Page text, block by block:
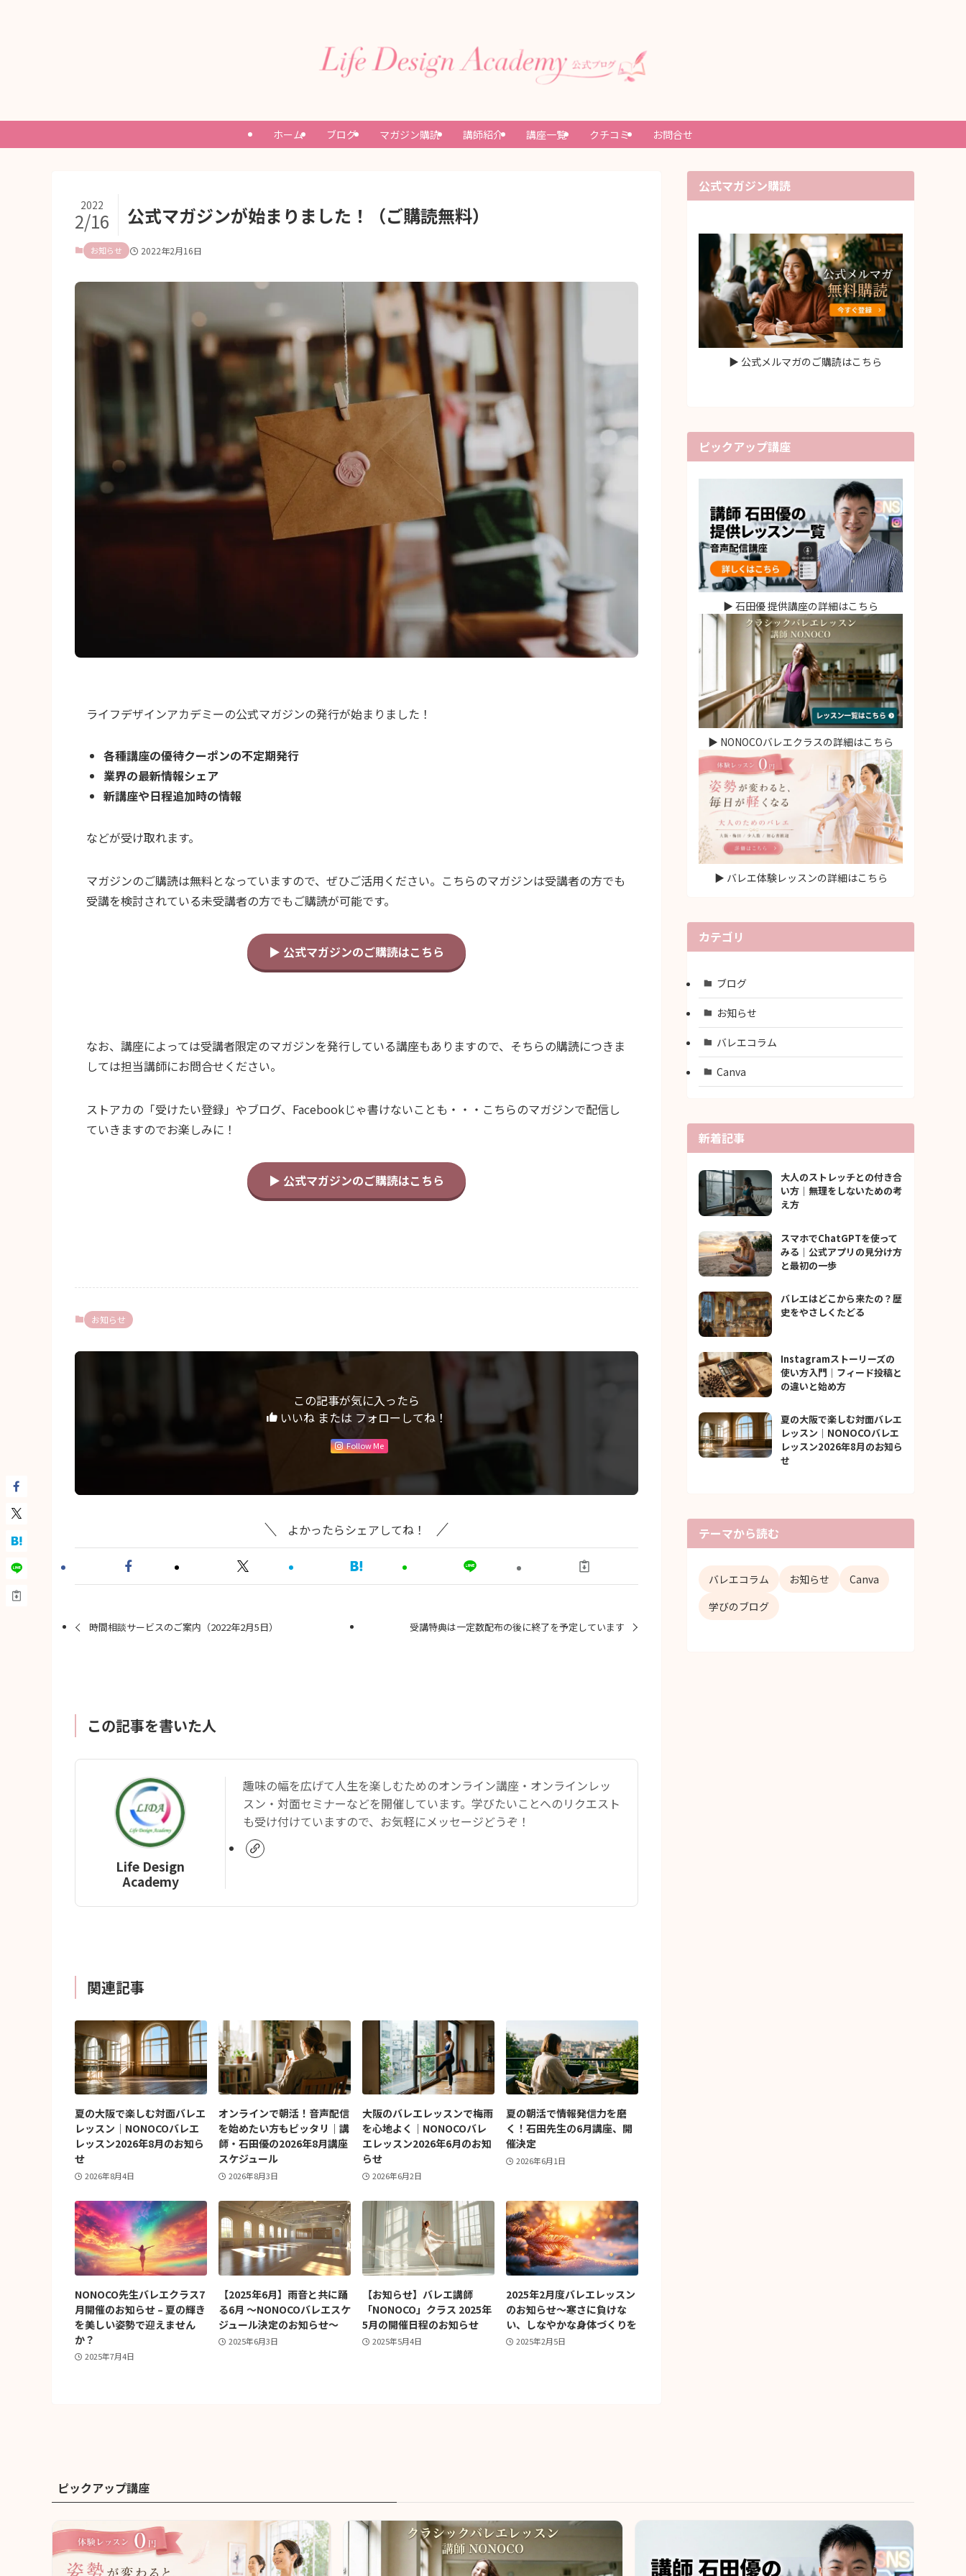
ホーム ブログ マガジン購読 講師紹介 講座一覧 クチコミ お問合せ
公式マガジンが始まりました！（ご購読無料）
2022
2/16
お知らせ 2022年2月16日
ライフデザインアカデミーの公式マガジンの発行が始まりました！
各種講座の優待クーポンの不定期発行
業界の最新情報シェア
新講座や日程追加時の情報
などが受け取れます。
マガジンのご購読は無料となっていますので、ぜひご活用ください。こちらのマガジンは受講者の方でも
受講を検討されている未受講者の方でもご購読が可能です。
▶ 公式マガジンのご購読はこちら
なお、講座によっては受講者限定のマガジンを発行している講座もありますので、そちらの購読につきま
しては担当講師にお問合せください。
ストアカの「受けたい登録」やブログ、Facebookじゃ書けないことも・・・こちらのマガジンで配信し
ていきますのでお楽しみに！
▶ 公式マガジンのご購読はこちら
お知らせ
この記事が気に入ったら
いいね または フォローしてね！
Follow Me
よかったらシェアしてね！
時間相談サービスのご案内（2022年2月5日） 受講特典は一定数配布の後に終了を予定しています
この記事を書いた人
Life Design
Academy
趣味の幅を広げて人生を楽しむためのオンライン講座・オンラインレッ
スン・対面セミナーなどを開催しています。学びたいことへのリクエスト
も受け付けていますので、お気軽にメッセージどうぞ！
関連記事
夏の大阪で楽しむ対面バレエ
レッスン｜NONOCOバレエ
レッスン2026年8月のお知ら
せ
2026年8月4日
オンラインで朝活！音声配信
を始めたい方もピッタリ｜講
師・石田優の2026年8月講座
スケジュール
2026年8月3日
大阪のバレエレッスンで梅雨
を心地よく｜NONOCOバレ
エレッスン2026年6月のお知
らせ
2026年6月2日
夏の朝活で情報発信力を磨
く！石田先生の6月講座、開
催決定
2026年6月1日
NONOCO先生バレエクラス7
月開催のお知らせ – 夏の輝き
を美しい姿勢で迎えません
か？
2025年7月4日
【2025年6月】雨音と共に踊
る6月 〜NONOCOバレエスケ
ジュール決定のお知らせ〜
2025年6月3日
【お知らせ】バレエ講師
「NONOCO」クラス 2025年
5月の開催日程のお知らせ
2025年5月4日
2025年2月度バレエレッスン
のお知らせ～寒さに負けな
い、しなやかな身体づくりを
2025年2月5日
公式マガジン購読
▶ 公式メルマガのご購読はこちら
ピックアップ講座
▶ 石田優 提供講座の詳細はこちら
▶ NONOCOバレエクラスの詳細はこちら
▶ バレエ体験レッスンの詳細はこちら
カテゴリ
ブログ
お知らせ
バレエコラム
Canva
新着記事
大人のストレッチとの付き合
い方｜無理をしないための考
え方
スマホでChatGPTを使って
みる｜公式アプリの見分け方
と最初の一歩
バレエはどこから来たの？歴
史をやさしくたどる
Instagramストーリーズの
使い方入門｜フィード投稿と
の違いと始め方
夏の大阪で楽しむ対面バレエ
レッスン｜NONOCOバレエ
レッスン2026年8月のお知ら
せ
テーマから読む
バレエコラム お知らせ
Canva
学びのブログ
ピックアップ講座